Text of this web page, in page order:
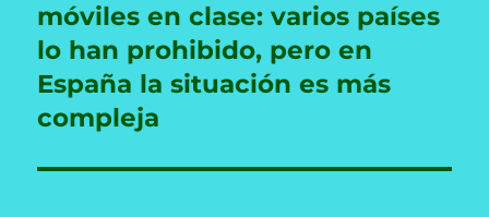
siguiente:
móviles en clase: varios países
lo han prohibido, pero en
España la situación es más
compleja